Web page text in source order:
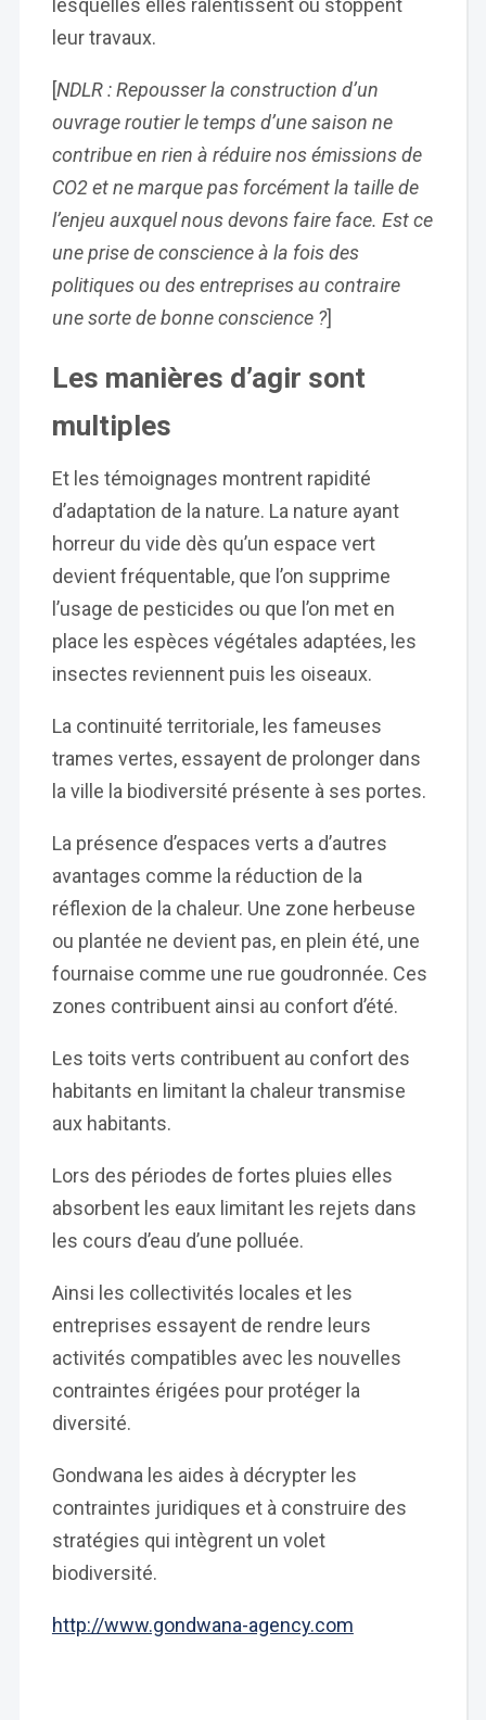
lesquelles elles ralentissent ou stoppent
leur travaux.
[NDLR : Repousser la construction d’un
ouvrage routier le temps d’une saison ne
contribue en rien à réduire nos émissions de
CO2 et ne marque pas forcément la taille de
l’enjeu auxquel nous devons faire face. Est ce
une prise de conscience à la fois des
politiques ou des entreprises au contraire
une sorte de bonne conscience ?]
Les manières d’agir sont
multiples
Et les témoignages montrent rapidité
d’adaptation de la nature. La nature ayant
horreur du vide dès qu’un espace vert
devient fréquentable, que l’on supprime
l’usage de pesticides ou que l’on met en
place les espèces végétales adaptées, les
insectes reviennent puis les oiseaux.
La continuité territoriale, les fameuses
trames vertes, essayent de prolonger dans
la ville la biodiversité présente à ses portes.
La présence d’espaces verts a d’autres
avantages comme la réduction de la
réflexion de la chaleur. Une zone herbeuse
ou plantée ne devient pas, en plein été, une
fournaise comme une rue goudronnée. Ces
zones contribuent ainsi au confort d’été.
Les toits verts contribuent au confort des
habitants en limitant la chaleur transmise
aux habitants.
Lors des périodes de fortes pluies elles
absorbent les eaux limitant les rejets dans
les cours d’eau d’une polluée.
Ainsi les collectivités locales et les
entreprises essayent de rendre leurs
activités compatibles avec les nouvelles
contraintes érigées pour protéger la
diversité.
Gondwana les aides à décrypter les
contraintes juridiques et à construire des
stratégies qui intègrent un volet
biodiversité.
http://www.gondwana-agency.com